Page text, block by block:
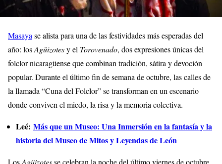
Masaya se alista para una de las festividades más esperadas del
año: losAgüizotesy el Torovenado, dos expresiones únicas del
folclor nicaragüense que combinan tradición, sátira y devoción
popular. Durante el último fin de semana de octubre, las calles de
la llamada “Cuna del Folclor” se transforman en un escenario
donde conviven el miedo, la risa y la memoria colectiva.
Leé: Más que un Museo: Una Inmersión en la fantasía y la
historia del Museo de Mitos y Leyendas de León
LosAgüizotesse celebran la noche del último viernes de octubre.